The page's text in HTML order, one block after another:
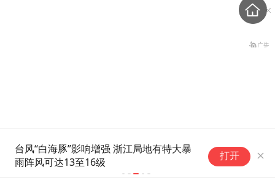
”影响增强 浙江局地有特大暴
至16级
天文台录得最
1884年有纪录
打开
送检10副仅1副合格！央视曝
光：劣质太阳镜成“伤眼镜”